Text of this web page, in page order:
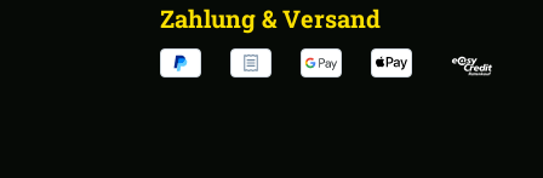
Zahlung & Versand